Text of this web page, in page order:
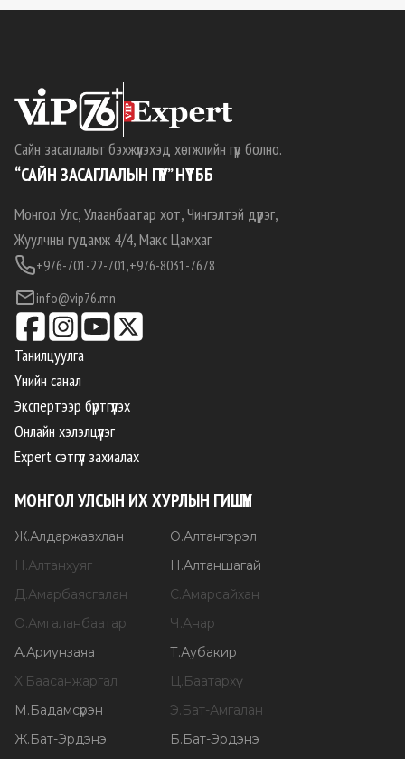
Сайн засаглалыг бэхжүүлэхэд хөгжлийн гүүр болно.
“САЙН ЗАСАГЛАЛЫН ГҮҮР” НҮТББ
Монгол Улс, Улаанбаатар хот, Чингэлтэй дүүрэг,
Жуулчны гудамж 4/4, Макс Цамхаг
+976-701-22-701,+976-8031-7678
info@vip76.mn
Танилцуулга
Үнийн санал
Экспертээр бүртгүүлэх
Онлайн хэлэлцүүлэг
Expert сэтгүүл захиалах
МОНГОЛ УЛСЫН ИХ ХУРЛЫН ГИШҮҮН
Ж.Алдаржавхлан О.Алтангэрэл
Н.Алтанхуяг Н.Алтаншагай
Д.Амарбаясгалан С.Амарсайхан
О.Амгаланбаатар Ч.Анар
А.Ариунзаяа Т.Аубакир
Х.Баасанжаргал Ц.Баатархүү
М.Бадамсүрэн Э.Бат-Амгалан
Ж.Бат-Эрдэнэ Б.Бат-Эрдэнэ